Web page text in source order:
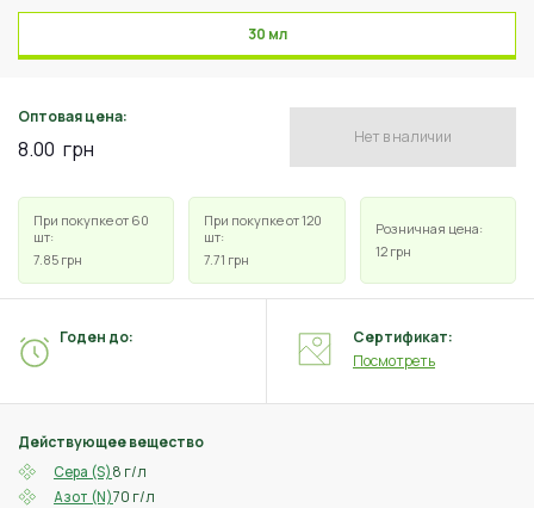
30 мл
Оптовая цена:
8.00 грн Нет в наличии
При покупке от 60
шт:
7.85 грн
При покупке от 120
шт:
7.71 грн
Розничная цена:
12 грн
Действующее вещество
Сера (S) 8 г/л
Азот (N)70 г/л
Годен до:
Сертификат:
Посмотреть